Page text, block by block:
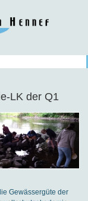
LK der Q1
Gewässergüte der